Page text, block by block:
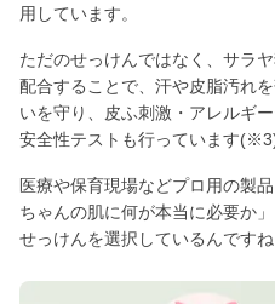
用しています。
ただのせっけんではなく、サラ
配合することで、汗や皮脂汚れ
いを守り、皮ふ刺激・アレルギ
安全性テストも行っています(※3)
医療や保育現場などプロ用の製
ちゃんの肌に何が本当に必要か
せっけんを選択しているんですね